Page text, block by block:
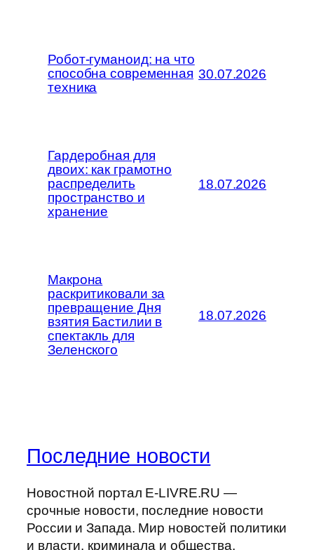
Робот-гуманоид: на что
способна современная
техника
30.07.2026
Гардеробная для
двоих: как грамотно
распределить
пространство и
хранение
18.07.2026
Макрона
раскритиковали за
превращение Дня
взятия Бастилии в
спектакль для
Зеленского
18.07.2026
Последние новости
Новостной портал E-LIVRE.RU —
срочные новости, последние новости
России и Запада. Мир новостей политики
и власти, криминала и общества,